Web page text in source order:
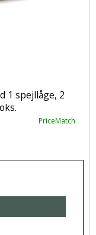
1 spejllåge, 2
PriceMatch